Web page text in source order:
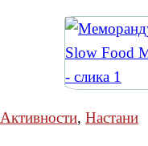
Активности, Настани